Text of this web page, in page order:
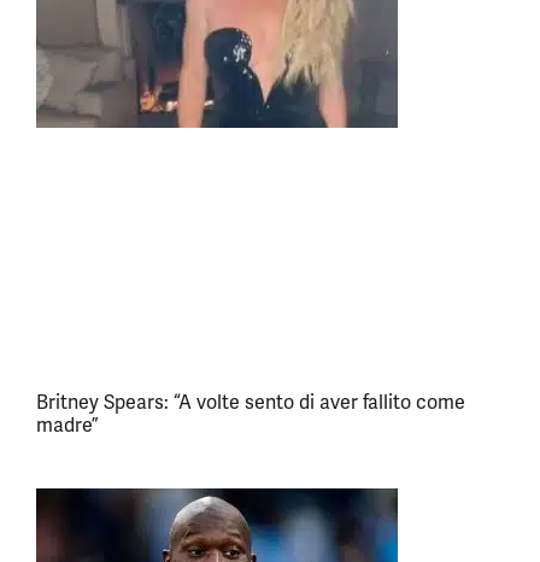
Britney Spears: “A volte sento di aver fallito come
madre”